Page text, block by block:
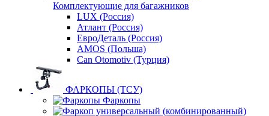
Комплектующие для багажников
LUX (Россия)
Атлант (Россия)
ЕвроДеталь (Россия)
AMOS (Польша)
Can Otomotiv (Турция)
ФАРКОПЫ (ТСУ)
Фаркопы